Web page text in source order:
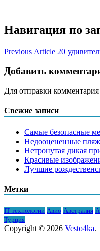
Навигация по
Previous Article 20
Добавить
Для отправки
Свежие записи
Самые безопасные
Недооцененные
Нетронутая дикая
Красивые
Лучшие
Метки
IT-технологии Авио Австралия
Турция
Copyright © 2026 Vesto4ka.